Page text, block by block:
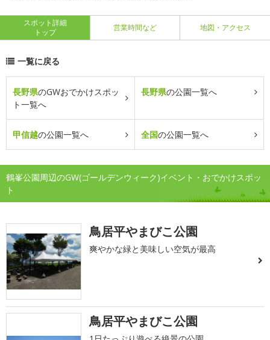
スポット詳細
トップ
営業時間など 地図・アクセス
一覧に戻る
長野県のGWおでかけスポッ
ト一覧へ
長野県の公園一覧へ
甲信越の公園一覧へ 全国の公園一覧へ
鶴峯公園周辺のGW(ゴールデンウィーク)イベント・おでかけスポッ
ト
鳥居平やまびこ公園
爽やかな緑と美味しい空気が最高
鳥居平やまびこ公園